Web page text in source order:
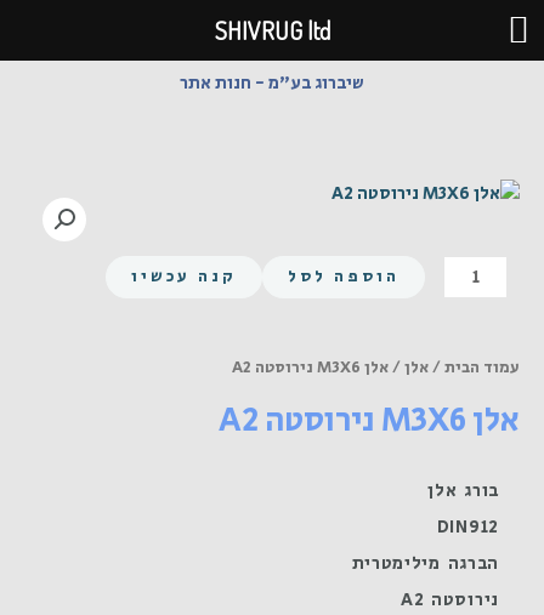
דילוג
לתוכן
שיברוג בע"מ - חנות אתר
כמות
של
A2
הוספה לסל קנה עכשיו
עמוד הבית/אלן/ אלן M3X6 נירוסטה A2
אלן M3X6 נירוסטה A2
בורג אלן
DIN912
הברגה מילימטרית
נירוסטה A2
SHIVRUG ltd